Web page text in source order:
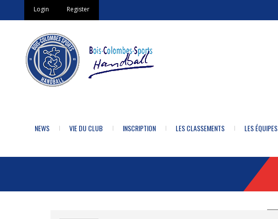
Login Register
NEWS VIE DU CLUB INSCRIPTION LES CLASSEMENTS LES ÉQUIPES